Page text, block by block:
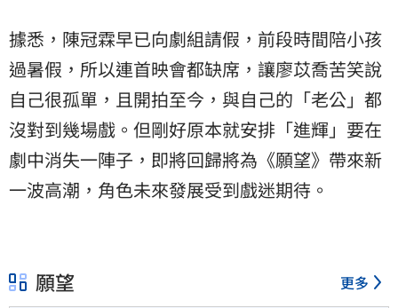
據悉，陳冠霖早已向劇組請假，前段時間陪小孩
過暑假，所以連首映會都缺席，讓廖苡喬苦笑說
自己很孤單，且開拍至今，與自己的「老公」都
沒對到幾場戲。但剛好原本就安排「進輝」要在
劇中消失一陣子，即將回歸將為《願望》帶來新
一波高潮，角色未來發展受到戲迷期待。
願望 更多